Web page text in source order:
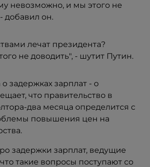
невозможно, и мы этого не
добавил он.
лечат президента?
не доводить", - шутит Путин.
задержках зарплат - о
что правительство в
два месяца определится с
повышения цен на
задержки зарплат, ведущие
такие вопросы поступают со